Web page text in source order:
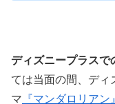
ディズニープラスで
ては当面の間、ディ
マ 『マンダロリアン』